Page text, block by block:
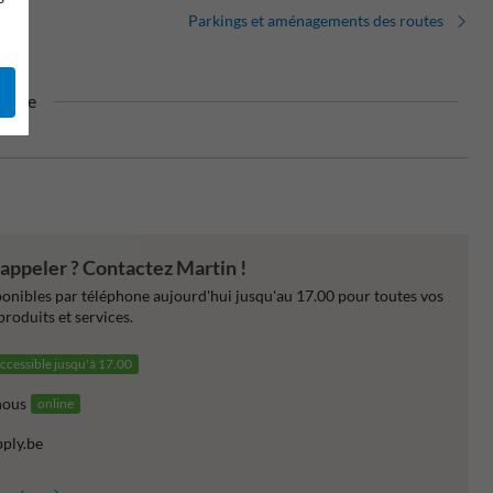
Parkings et aménagements des routes
? Contactez Martin !
par téléphone aujourd'hui jusqu'au 17.00 pour toutes vos
et services.
jusqu'à 17.00
online